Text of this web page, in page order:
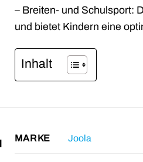
– Breiten- und Schulsport:
und bietet Kindern eine
Inhalt
MARKE Joola